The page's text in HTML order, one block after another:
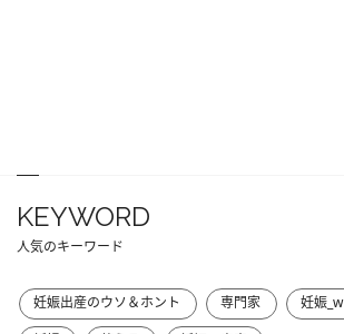
KEYWORD
人気のキーワード
妊娠出産のウソ＆ホント 専門家 妊娠_w